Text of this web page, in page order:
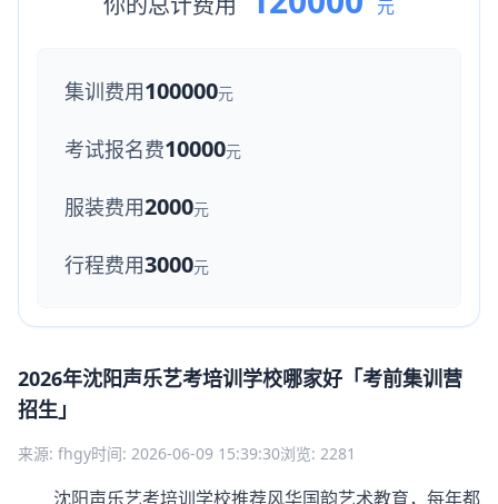
元
集训费用100000元
考试报名费10000元
服装费用2000元
行程费用3000元
2026年沈阳声乐艺考培训学校哪家好「考前集训营
招生」
来源: fhgy时间: 2026-06-09 15:39:30浏览: 2281
沈阳声乐艺考培训学校推荐风华国韵艺术教育，每年都